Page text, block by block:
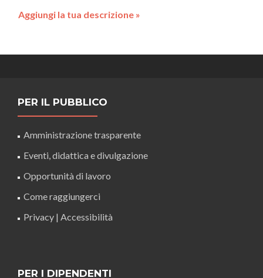
Aggiungi la tua descrizione »
PER IL PUBBLICO
Amministrazione trasparente
Eventi, didattica e divulgazione
Opportunità di lavoro
Come raggiungerci
Privacy | Accessibilità
PER I DIPENDENTI